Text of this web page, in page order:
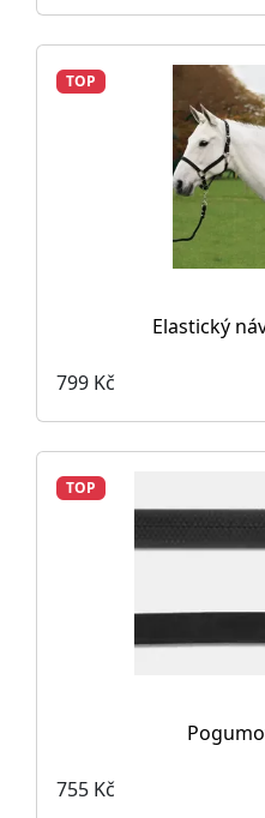
TOP
Elastický
799 Kč
TOP
755 Kč